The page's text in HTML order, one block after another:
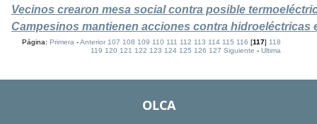
Vecinos crearon mesa social contra posible
Campesinos mantienen acciones contra hidroeléctricas
Página:Primera -Anterior 107 108 109 110 111 112 113 114 115 116 [117]118
119 120 121 122 123 124 125 126 127 Siguiente -Ultima
OLCA